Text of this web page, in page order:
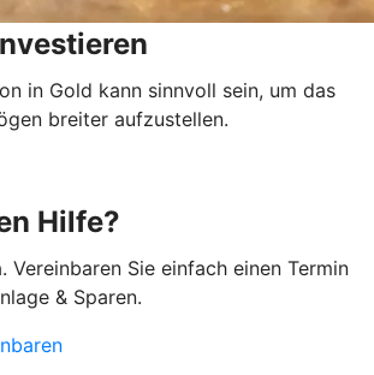
in Gold kann sinnvoll sein, um das
breiter aufzustellen.
Hilfe?
Vereinbaren Sie einfach einen Termin
& Sparen.